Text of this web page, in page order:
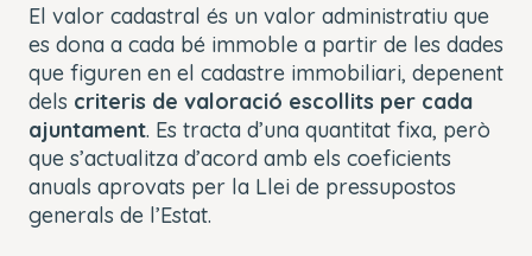
El valor cadastral és un valor administratiu que
es dona a cada bé immoble a partir de les dades
que figuren en el cadastre immobiliari, depenent
dels criteris de valoració escollits per cada
ajuntament. Es tracta d’una quantitat fixa, però
que s’actualitza d’acord amb els coeficients
anuals aprovats per la Llei de pressupostos
generals de l’Estat.